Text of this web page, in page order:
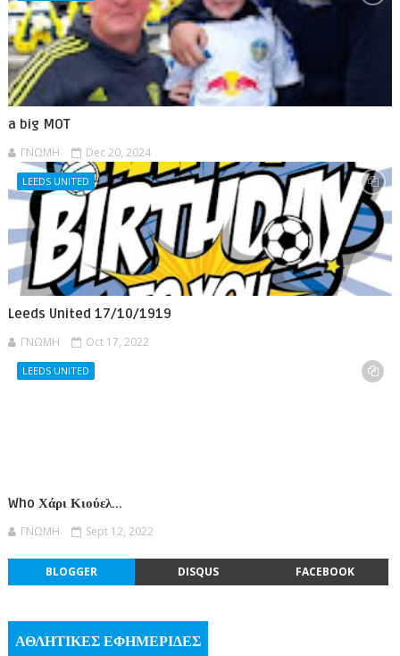
a big MOT
ΓΝΩΜΗ Dec 20, 2024
LEEDS UNITED
Leeds United 17/10/1919
ΓΝΩΜΗ Oct 17, 2022
LEEDS UNITED
Who Χάρι Κιούελ...
ΓΝΩΜΗ Sept 12, 2022
BLOGGER DISQUS FACEBOOK
ΑΘΛΗΤΙΚΕΣ ΕΦΗΜΕΡΙΔΕΣ